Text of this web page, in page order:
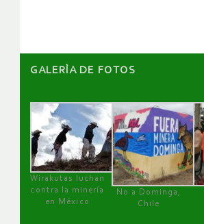
GALERÌA DE FOTOS
Wirakutas luchan
contra la minería
en México
No a Dominga,
Chile